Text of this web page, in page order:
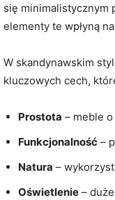
się minimalistycznym
elementy te wpłyną
W skandynawskim
kluczowych cech,
Prostota – meble
Funkcjonalność –
Natura –
Oświetlenie –